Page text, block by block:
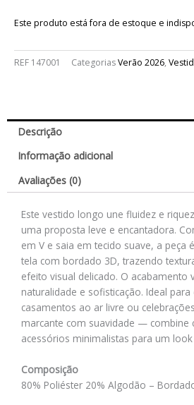
Este produto está fora de estoque e
REF 147001 CategoriasVerão 2026,
Descrição
Informação adicional
Avaliações (0)
Este vestido longo une fluidez e
uma proposta leve e encantadora.
em V e saia em tecido suave, a peça
tela com bordado 3D, trazendo
efeito visual delicado. O acabamento
naturalidade e sofisticação. Ideal
casamentos ao ar livre ou
marcante com suavidade — combine
acessórios minimalistas para um
Composição
80% Poliéster 20% Algodão –